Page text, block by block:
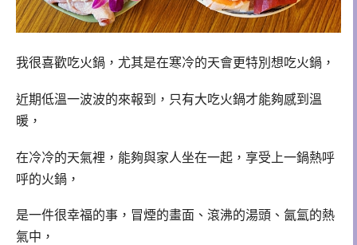
我很喜歡吃火鍋，尤其是在寒冷的天會更特別想吃火鍋，
近期低溫一波波的來報到，只有大吃火鍋才能夠感到溫
暖，
在冷冷的天氣裡，能夠與家人坐在一起，享受上一鍋熱呼
呼的火鍋，
是一件很幸福的事，冒煙的畫面、滾沸的湯頭、氤氳的熱
氣中，